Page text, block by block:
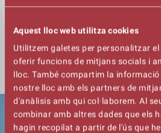
Aquest lloc web utilitza cookies
Utilitzem galetes per personalitzar
oferir funcions de mitjans socials i
lloc. També compartim la
nostre lloc amb els partners de
d'anàlisis amb qui col·laborem. Al
combinar amb altres dades que els
hagin recopilat a partir de l'ús que
Un espectacle per a tots els
família que no us deixarà